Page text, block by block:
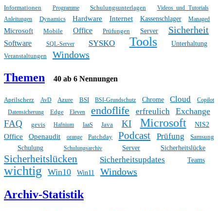
Informationen Programme Schulungsunterlagen
Videos und Tutorials
Anleitungen
Dynamics Hardware Internet Kassenschlager Managed
Microsoft Mobile Office Prüfungen Server Sicherheit
Software SQL-Server SYSKO Tools
Unterhaltung
Veranstaltungen
Windows
Themen 40 ab 6 Nennungen
Aprilscherz AvD Azure BSI BSI-Grundschutz Chrome Cloud
Copilot
Datensicherung
Edge Eleven endoflife erfreulich Exchange
FAQ gevis Hafnium IaaS Java KI Microsoft NIS2
Office Openaudit orange Patchday Podcast Prüfung
Samsung
Schulung
Schulungsarchiv Server Sicherheitslücke
Sicherheitslücken Sicherheitsupdates Teams
wichtig Win10 Win11 Windows
Archiv-Statistik